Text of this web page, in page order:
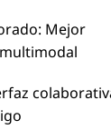
Mejor